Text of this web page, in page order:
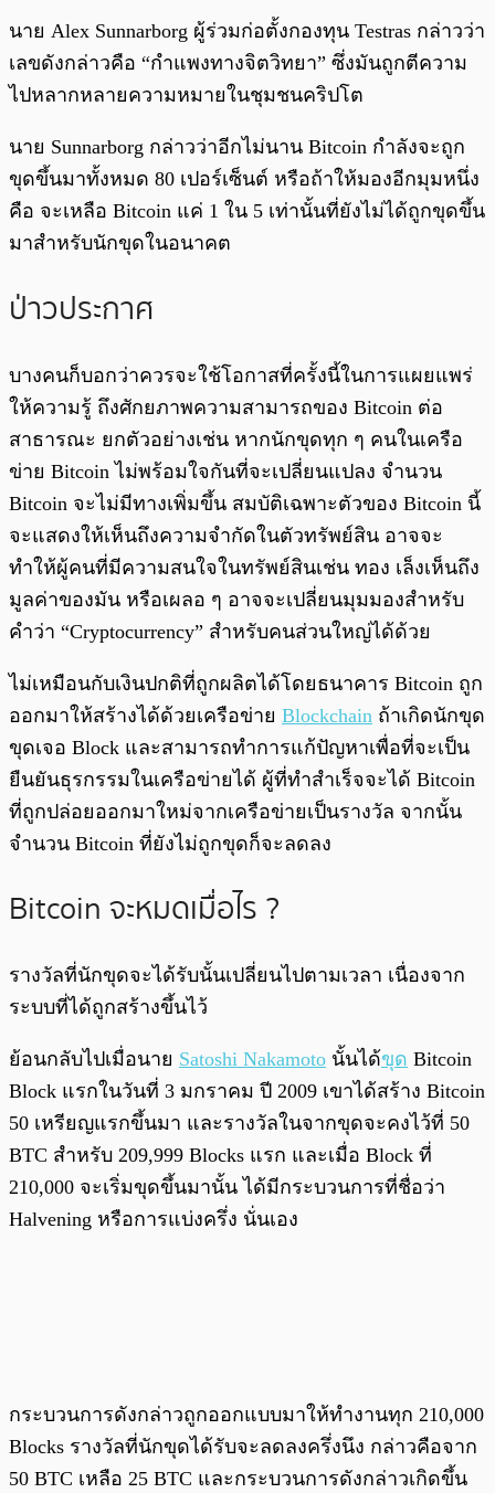
นาย Alex Sunnarborg ผู้ร่วมก่อตั้งกองทุน Testras กล่าวว่า
เลขดังกล่าวคือ “กำแพงทางจิตวิทยา” ซึ่งมันถูกตีความ
ไปหลากหลายความหมายในชุมชนคริปโต
นาย Sunnarborg กล่าวว่าอีกไม่นาน Bitcoin กำลังจะถูก
ขุดขึ้นมาทั้งหมด 80 เปอร์เซ็นต์ หรือถ้าให้มองอีกมุมหนึ่ง
คือ จะเหลือ Bitcoin แค่ 1 ใน 5 เท่านั้นที่ยังไม่ได้ถูกขุดขึ้น
มาสำหรับนักขุดในอนาคต
ป่าวประกาศ
บางคนก็บอกว่าควรจะใช้โอกาสที่ครั้งนี้ในการแผยแพร่
ให้ความรู้ ถึงศักยภาพความสามารถของ Bitcoin ต่อ
สาธารณะ ยกตัวอย่างเช่น หากนักขุดทุก ๆ คนในเครือ
ข่าย Bitcoin ไม่พร้อมใจกันที่จะเปลี่ยนแปลง จำนวน
Bitcoin จะไม่มีทางเพิ่มขึ้น สมบัติเฉพาะตัวของ Bitcoin นี้
จะแสดงให้เห็นถึงความจำกัดในตัวทรัพย์สิน อาจจะ
ทำให้ผู้คนที่มีความสนใจในทรัพย์สินเช่น ทอง เล็งเห็นถึง
มูลค่าของมัน หรือเผลอ ๆ อาจจะเปลี่ยนมุมมองสำหรับ
คำว่า “Cryptocurrency” สำหรับคนส่วนใหญ่ได้ด้วย
ไม่เหมือนกับเงินปกติที่ถูกผลิตได้โดยธนาคาร Bitcoin ถูก
ออกมาให้สร้างได้ด้วยเครือข่าย Blockchain ถ้าเกิดนักขุด
ขุดเจอ Block และสามารถทำการแก้ปัญหาเพื่อที่จะเป็น
ยืนยันธุรกรรมในเครือข่ายได้ ผู้ที่ทำสำเร็จจะได้ Bitcoin
ที่ถูกปล่อยออกมาใหม่จากเครือข่ายเป็นรางวัล จากนั้น
จำนวน Bitcoin ที่ยังไม่ถูกขุดก็จะลดลง
Bitcoin จะหมดเมื่อไร ?
รางวัลที่นักขุดจะได้รับนั้นเปลี่ยนไปตามเวลา เนื่องจาก
ระบบที่ได้ถูกสร้างขึ้นไว้
ย้อนกลับไปเมื่อนาย Satoshi Nakamoto นั้นได้ขุด Bitcoin
Block แรกในวันที่ 3 มกราคม ปี 2009 เขาได้สร้าง Bitcoin
50 เหรียญแรกขึ้นมา และรางวัลในจากขุดจะคงไว้ที่ 50
BTC สำหรับ 209,999 Blocks แรก และเมื่อ Block ที่
210,000 จะเริ่มขุดขึ้นมานั้น ได้มีกระบวนการที่ชื่อว่า
Halvening หรือการแบ่งครึ่ง นั่นเอง
กระบวนการดังกล่าวถูกออกแบบมาให้ทำงานทุก 210,000
Blocks รางวัลที่นักขุดได้รับจะลดลงครึ่งนึง กล่าวคือจาก
50 BTC เหลือ 25 BTC และกระบวนการดังกล่าวเกิดขึ้น